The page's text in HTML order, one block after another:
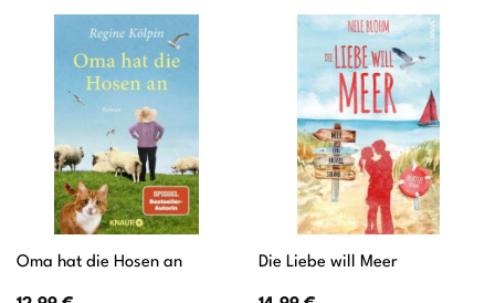
Oma hat die Hosen an Die Liebe will Meer